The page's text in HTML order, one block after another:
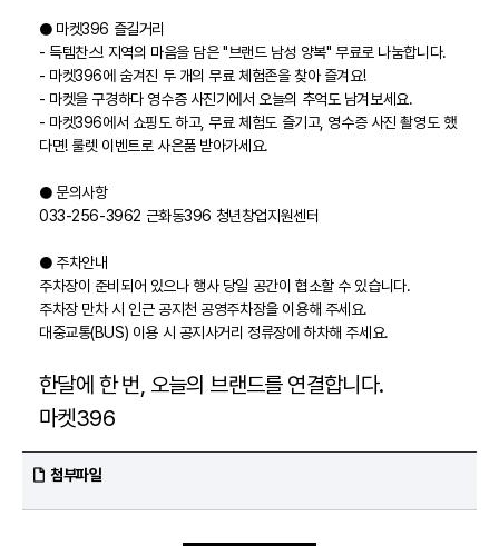
● 마켓396 즐길거리
- 득템찬스! 지역의 마음을 담은 "브랜드 남성 양복" 무료로 나눔합니다.
- 마켓396에 숨겨진 두 개의 무료 체험존을 찾아 즐겨요!
- 마켓을 구경하다 영수증 사진기에서 오늘의 추억도 남겨보세요.
- 마켓396에서 쇼핑도 하고, 무료 체험도 즐기고, 영수증 사진 촬영도 했
다면! 룰렛 이벤트로 사은품 받아가세요.
● 문의사항
033-256-3962 근화동396 청년창업지원센터
● 주차안내
주차장이 준비되어 있으나 행사 당일 공간이 협소할 수 있습니다.
주차장 만차 시 인근 공지천 공영주차장을 이용해 주세요.
대중교통(BUS) 이용 시 공지사거리 정류장에 하차해 주세요.
한달에 한 번, 오늘의 브랜드를 연결합니다.
마켓396
첨부파일